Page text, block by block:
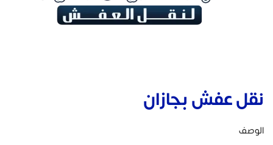
نقل عفش بجازان
الوصف